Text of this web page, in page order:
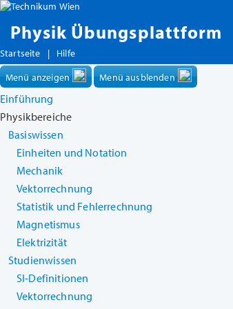
Physik Übungsplattform
Startseite | Hilfe
Menü anzeigen Menü ausblenden
Einführung
Physikbereiche
Basiswissen
Einheiten und Notation
Mechanik
Vektorrechnung
Statistik und Fehlerrechnung
Magnetismus
Elektrizität
Studienwissen
SI-Definitionen
Vektorrechnung